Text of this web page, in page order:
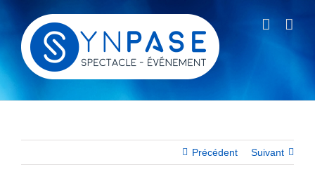
contenu
Précédent Suivant